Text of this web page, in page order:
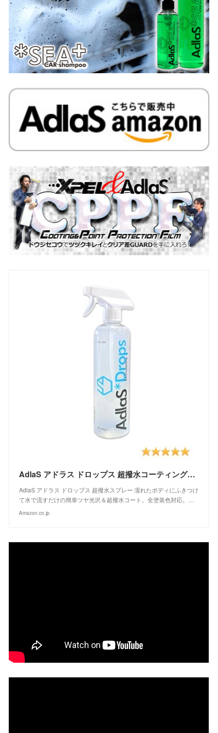
AdlaS アドラス ドロップス 超撥水コーティングスプレー C-DC-050 濡れたボディにふきつけて水で流すだけのツヤ超撥水コート 全塗装色対応
AdlaS アドラス ドロップス 超撥水スプレー 濡れたボディにふきつけ
て水で流すだけの簡単ツヤ光沢＆超撥水コート。全塗装色対応。…
Amazon.co.jp